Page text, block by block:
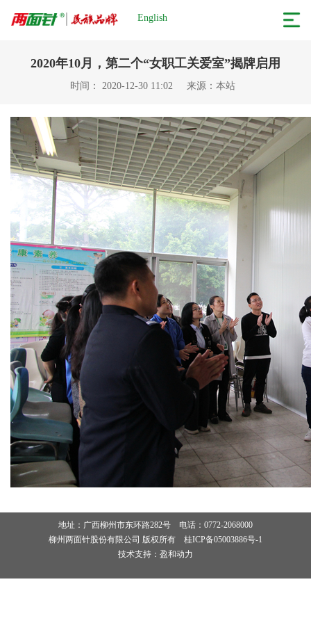
English
2020年10月，第二个“女职工关爱室”揭牌启用
时间： 2020-12-30 11:02 来源：本站
地址：广西柳州市东环路282号 电话：0772-2068000
柳州两面针股份有限公司 版权所有 桂ICP备05003886号-1
技术支持：盈和动力